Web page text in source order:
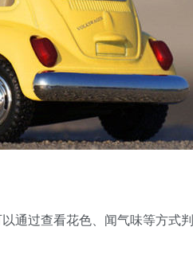
通过查看花色、闻气味等方式